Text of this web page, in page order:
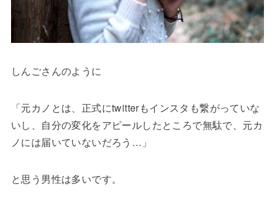
しんごさんのように
「元カノとは、正式にtwitterもインスタも繋がっていな
いし、自分の変化をアピールしたところで無駄で、元カ
ノには届いていないだろう…」
と思う男性は多いです。